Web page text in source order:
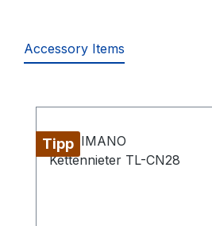
Accessory Items
Tipp